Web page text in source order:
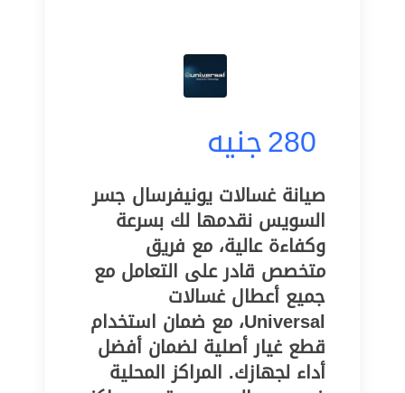
280جنيه
صيانة غسالات يونيفرسال جسر
السويس نقدمها لك بسرعة
وكفاءة عالية، مع فريق
متخصص قادر على التعامل مع
جميع أعطال غسالات
Universal، مع ضمان استخدام
قطع غيار أصلية لضمان أفضل
أداء لجهازك. المراكز المحلية